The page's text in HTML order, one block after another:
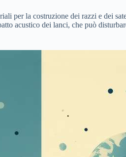
per la costruzione dei razzi e dei
acustico dei lanci, che può